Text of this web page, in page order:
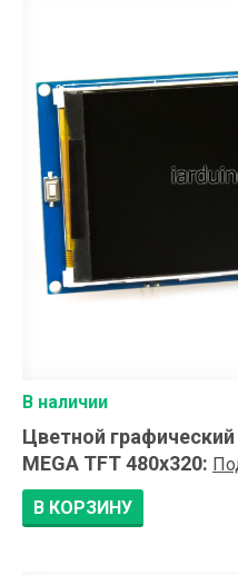
В наличии
Цветной
MEGA TFT 480x320:
В КОРЗИНУ